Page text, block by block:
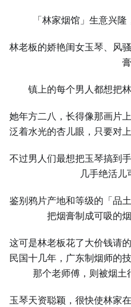
「林家烟馆」生意兴隆
林老板的娇艳闺女玉琴、风
膏
镇上的每个男人都想把
她年方二八，长得像那画片
泛着水光的杏儿眼，只要对
不过男人们最想把玉琴搞到
几手绝活儿
鉴别鸦片产地和等级的「品
把烟膏制成可吸的
这可是林老板花了大价钱请
民国十几年，广东制烟师的
那个老师傅，则被烟土
玉琴天资聪颖，很快使林家